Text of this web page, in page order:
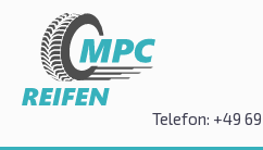
Telefon: +49